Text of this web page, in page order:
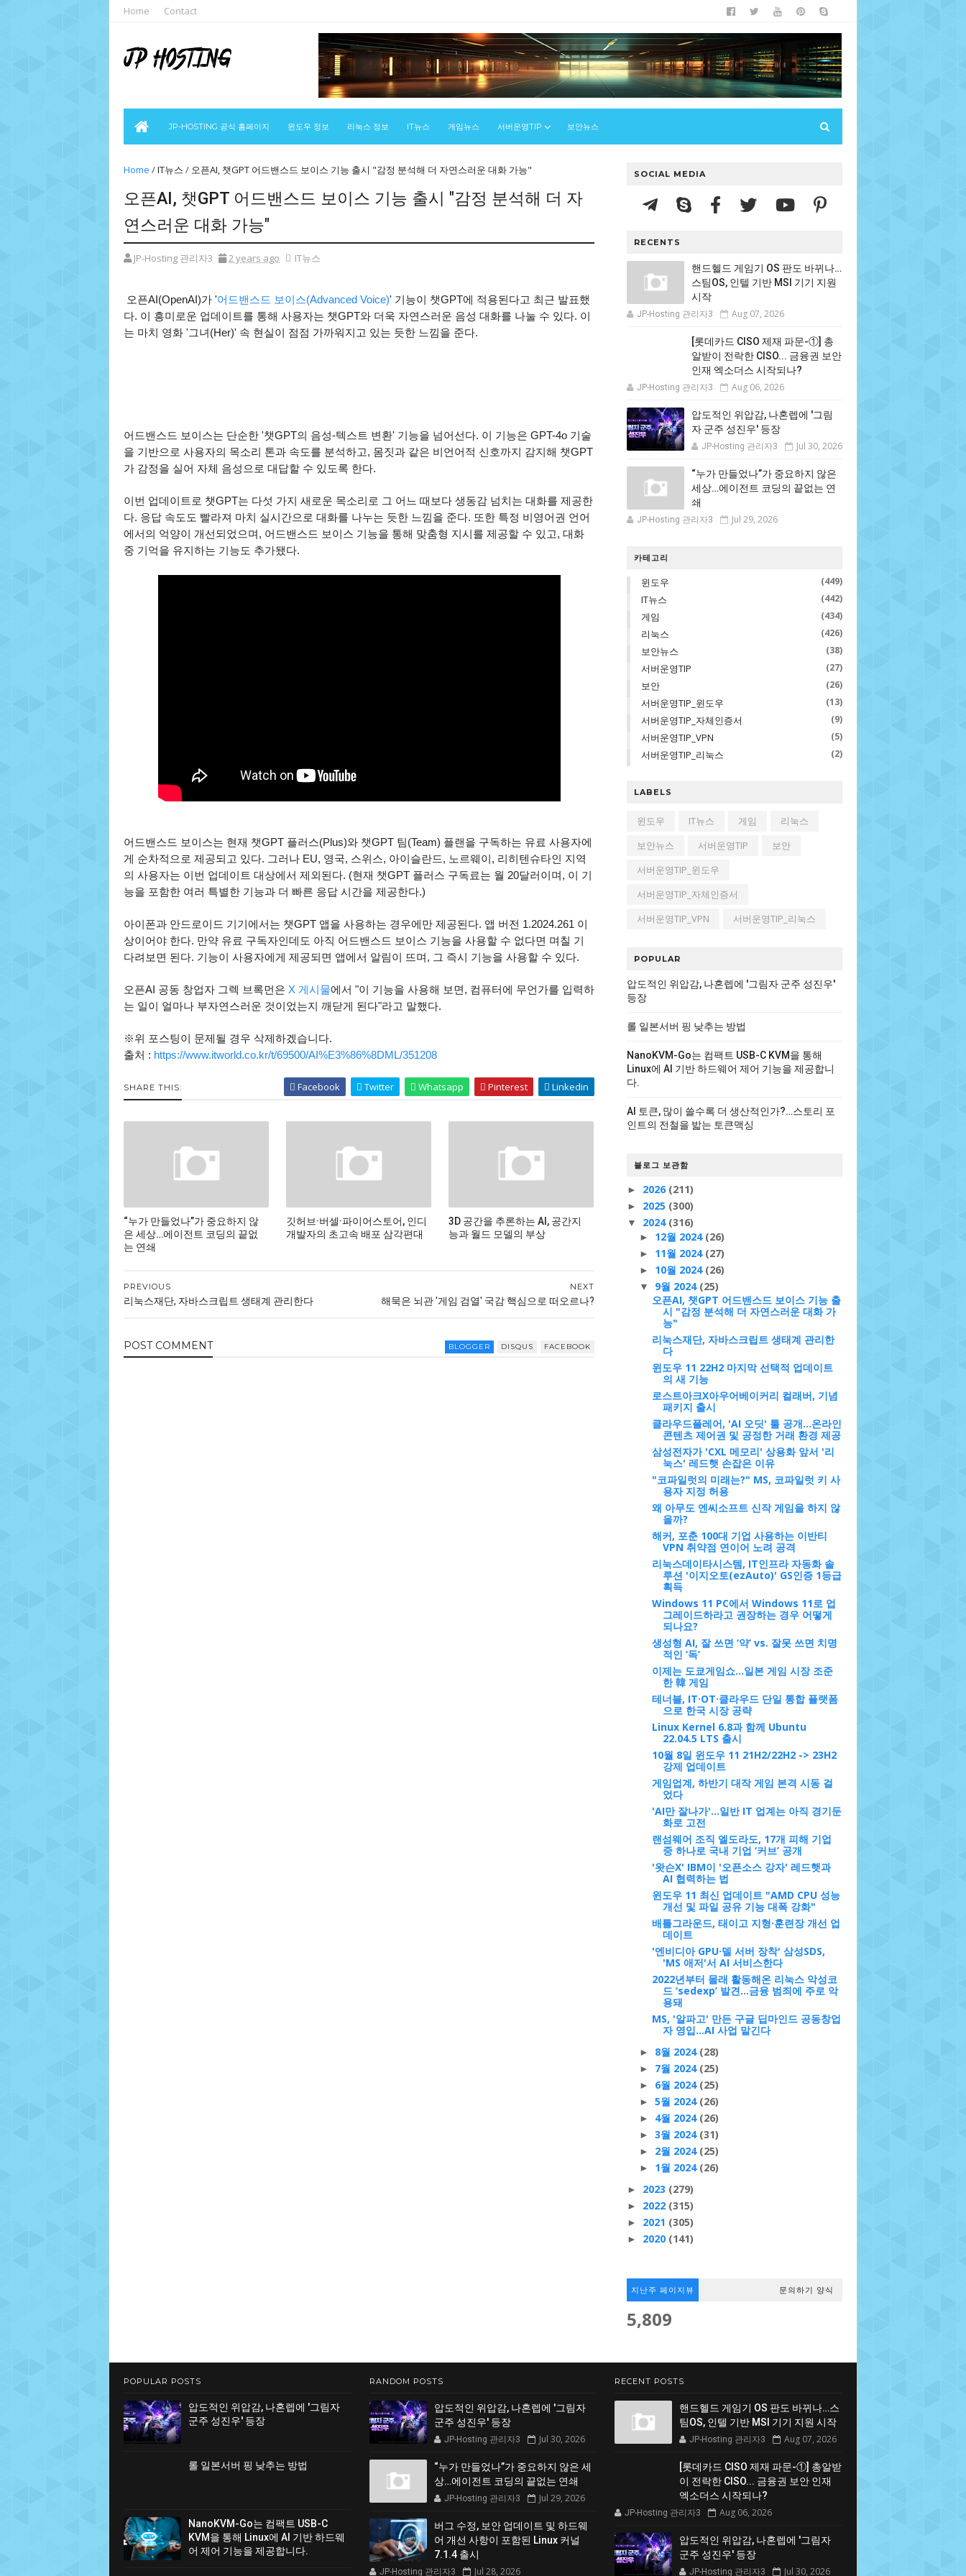
Home Contact
JP-HOSTING 공식 홈페이지 윈도우 정보 리눅스 정보 IT뉴스 게임뉴스 서버운영TIP 보안뉴스
Home /IT뉴스 / 오픈AI, 챗GPT 어드밴스드 보이스 기능 출시 "감정 분석해 더 자연스러운 대화 가능"
오픈AI, 챗GPT 어드밴스드 보이스 기능 출시 "감정 분석해 더 자
연스러운 대화 가능"
JP-Hosting 관리자3 2 years ago IT뉴스
오픈AI(OpenAI)가 '어드밴스드 보이스(Advanced Voice)' 기능이 챗GPT에 적용된다고 최근 발표했
다. 이 흥미로운 업데이트를 통해 사용자는 챗GPT와 더욱 자연스러운 음성 대화를 나눌 수 있다. 이
는 마치 영화 '그녀(Her)' 속 현실이 점점 가까워지고 있는 듯한 느낌을 준다.
어드밴스드 보이스는 단순한 '챗GPT의 음성-텍스트 변환' 기능을 넘어선다. 이 기능은 GPT-4o 기술
을 기반으로 사용자의 목소리 톤과 속도를 분석하고, 몸짓과 같은 비언어적 신호까지 감지해 챗GPT
가 감정을 실어 자체 음성으로 대답할 수 있도록 한다.
이번 업데이트로 챗GPT는 다섯 가지 새로운 목소리로 그 어느 때보다 생동감 넘치는 대화를 제공한
다. 응답 속도도 빨라져 마치 실시간으로 대화를 나누는 듯한 느낌을 준다. 또한 특정 비영어권 언어
에서의 억양이 개선되었으며, 어드밴스드 보이스 기능을 통해 맞춤형 지시를 제공할 수 있고, 대화
중 기억을 유지하는 기능도 추가됐다.
어드밴스드 보이스는 현재 챗GPT 플러스(Plus)와 챗GPT 팀(Team) 플랜을 구독하는 유료 사용자에
게 순차적으로 제공되고 있다. 그러나 EU, 영국, 스위스, 아이슬란드, 노르웨이, 리히텐슈타인 지역
의 사용자는 이번 업데이트 대상에서 제외된다. (현재 챗GPT 플러스 구독료는 월 20달러이며, 이 기
능을 포함한 여러 특별한 기능과 더 빠른 응답 시간을 제공한다.)
아이폰과 안드로이드 기기에서는 챗GPT 앱을 사용하는 경우에만 제공된다. 앱 버전 1.2024.261 이
상이어야 한다. 만약 유료 구독자인데도 아직 어드밴스드 보이스 기능을 사용할 수 없다면 며칠 기
다려보면 된다. 기능이 사용자에게 제공되면 앱에서 알림이 뜨며, 그 즉시 기능을 사용할 수 있다.
오픈AI 공동 창업자 그렉 브록먼은 X 게시물에서 "이 기능을 사용해 보면, 컴퓨터에 무언가를 입력하
는 일이 얼마나 부자연스러운 것이었는지 깨닫게 된다"라고 말했다.
※위 포스팅이 문제될 경우 삭제하겠습니다.
출처 : https://www.itworld.co.kr/t/69500/AI%E3%86%8DML/351208
SHARE THIS: Facebook Twitter Whatsapp Pinterest Linkedin
“누가 만들었나”가 중요하지 않
은 세상…에이전트 코딩의 끝없
는 연쇄
깃허브·버셀·파이어스토어, 인디
개발자의 초고속 배포 삼각편대
3D 공간을 추론하는 AI, 공간지
능과 월드 모델의 부상
NEXT
해묵은 뇌관 '게임 검열' 국감 핵심으로 떠오르나?
PREVIOUS
리눅스재단, 자바스크립트 생태계 관리한다
POST COMMENT BLOGGER DISQUS FACEBOOK
SOCIAL MEDIA
RECENTS
핸드헬드 게임기 OS 판도 바뀌나…
스팀OS, 인텔 기반 MSI 기기 지원
시작
JP-Hosting 관리자3 Aug 07, 2026
[롯데카드 CISO 제재 파문-①] 총
알받이 전락한 CISO... 금융권 보안
인재 엑소더스 시작되나?
JP-Hosting 관리자3 Aug 06, 2026
압도적인 위압감, 나혼렙에 '그림
자 군주 성진우' 등장
JP-Hosting 관리자3 Jul 30, 2026
“누가 만들었나”가 중요하지 않은
세상…에이전트 코딩의 끝없는 연
쇄
JP-Hosting 관리자3 Jul 29, 2026
카테고리
윈도우 (449)
IT뉴스 (442)
게임 (434)
리눅스 (426)
보안뉴스 (38)
서버운영TIP (27)
보안 (26)
서버운영TIP_윈도우 (13)
서버운영TIP_자체인증서 (9)
서버운영TIP_VPN (5)
서버운영TIP_리눅스 (2)
LABELS
윈도우 IT뉴스 게임
리눅스
보안뉴스
서버운영TIP
보안
서버운영TIP_윈도우
서버운영TIP_자체인증서
서버운영TIP_VPN
서버운영TIP_리눅스
POPULAR
압도적인 위압감, 나혼렙에 '그림자 군주 성진우'
등장
롤 일본서버 핑 낮추는 방법
NanoKVM-Go는 컴팩트 USB-C KVM을 통해
Linux에 AI 기반 하드웨어 제어 기능을 제공합니
다.
AI 토큰, 많이 쓸수록 더 생산적인가?…스토리 포
인트의 전철을 밟는 토큰맥싱
블로그 보관함
► 2026 (211)
► 2025 (300)
▼ 2024 (316)
► 12월 2024 (26)
► 11월 2024 (27)
► 10월 2024 (26)
▼ 9월 2024 (25)
오픈AI, 챗GPT 어드밴스드 보이스 기능 출
시 "감정 분석해 더 자연스러운 대화 가
능"
리눅스재단, 자바스크립트 생태계 관리한
다
윈도우 11 22H2 마지막 선택적 업데이트
의 새 기능
로스트아크X아우어베이커리 컬래버, 기념
패키지 출시
클라우드플레어, 'AI 오딧' 툴 공개…온라인
콘텐츠 제어권 및 공정한 거래 환경 제공
삼성전자가 'CXL 메모리' 상용화 앞서 '리
눅스' 레드햇 손잡은 이유
"코파일럿의 미래는?" MS, 코파일럿 키 사
용자 지정 허용
왜 아무도 엔씨소프트 신작 게임을 하지 않
을까?
해커, 포춘 100대 기업 사용하는 이반티
VPN 취약점 연이어 노려 공격
리눅스데이타시스템, IT인프라 자동화 솔
루션 '이지오토(ezAuto)' GS인증 1등급
획득
Windows 11 PC에서 Windows 11로 업
그레이드하라고 권장하는 경우 어떻게
되나요?
생성형 AI, 잘 쓰면 ‘약’ vs. 잘못 쓰면 치명
적인 ‘독’
이제는 도쿄게임쇼…일본 게임 시장 조준
한 韓 게임
테너블, IT·OT·클라우드 단일 통합 플랫폼
으로 한국 시장 공략
Linux Kernel 6.8과 함께 Ubuntu
22.04.5 LTS 출시
10월 8일 윈도우 11 21H2/22H2 -> 23H2
강제 업데이트
게임업계, 하반기 대작 게임 본격 시동 걸
었다
'AI만 잘나가'…일반 IT 업계는 아직 경기둔
화로 고전
랜섬웨어 조직 엘도라도, 17개 피해 기업
중 하나로 국내 기업 ‘커브’ 공개
'왓슨X' IBM이 '오픈소스 강자' 레드햇과
AI 협력하는 법
윈도우 11 최신 업데이트 "AMD CPU 성능
개선 및 파일 공유 기능 대폭 강화"
배틀그라운드, 태이고 지형·훈련장 개선 업
데이트
'엔비디아 GPU·델 서버 장착' 삼성SDS,
'MS 애저'서 AI 서비스한다
2022년부터 몰래 활동해온 리눅스 악성코
드 ‘sedexp’ 발견...금융 범죄에 주로 악
용돼
MS, '알파고' 만든 구글 딥마인드 공동창업
자 영입…AI 사업 맡긴다
► 8월 2024 (28)
► 7월 2024 (25)
► 6월 2024 (25)
► 5월 2024 (26)
► 4월 2024 (26)
► 3월 2024 (31)
► 2월 2024 (25)
► 1월 2024 (26)
► 2023 (279)
► 2022 (315)
► 2021 (305)
► 2020 (141)
지난주 페이지뷰 문의하기 양식
5,809
POPULAR POSTS
압도적인 위압감, 나혼렙에 '그림자
군주 성진우' 등장
롤 일본서버 핑 낮추는 방법
NanoKVM-Go는 컴팩트 USB-C
KVM을 통해 Linux에 AI 기반 하드웨
어 제어 기능을 제공합니다.
RANDOM POSTS
압도적인 위압감, 나혼렙에 '그림자
군주 성진우' 등장
JP-Hosting 관리자3 Jul 30, 2026
“누가 만들었나”가 중요하지 않은 세
상…에이전트 코딩의 끝없는 연쇄
JP-Hosting 관리자3 Jul 29, 2026
버그 수정, 보안 업데이트 및 하드웨
어 개선 사항이 포함된 Linux 커널
7.1.4 출시
JP-Hosting 관리자3 Jul 28, 2026
RECENT POSTS
핸드헬드 게임기 OS 판도 바뀌나…스
팀OS, 인텔 기반 MSI 기기 지원 시작
JP-Hosting 관리자3 Aug 07, 2026
[롯데카드 CISO 제재 파문-①] 총알받
이 전락한 CISO... 금융권 보안 인재
엑소더스 시작되나?
JP-Hosting 관리자3 Aug 06, 2026
압도적인 위압감, 나혼렙에 '그림자
군주 성진우' 등장
JP-Hosting 관리자3 Jul 30, 2026